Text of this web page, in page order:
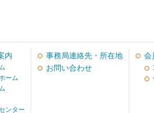
内
ーム
ンター
事務局連絡先・所在地
お問い合わせ
会